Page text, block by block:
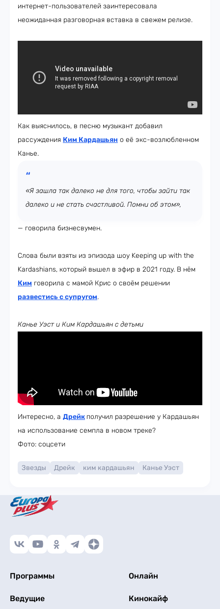
интернет-пользователей заинтересовала
неожиданная разговорная вставка в свежем релизе.
Как выяснилось, в песню музыкант добавил
рассуждения Ким Кардашьян о её экс-возлюбленном
Канье.
«Я зашла так далеко не для того, чтобы зайти так
далеко и не стать счастливой. Помни об этом»,
— говорила бизнесвумен.
Слова были взяты из эпизода шоу Keeping up with the
Kardashians, который вышел в эфир в 2021 году. В нём
Ким говорила с мамой Крис о своём решении
развестисьс супругом.
Канье Уэст и Ким Кардашьян с детьми
Интересно, а Дрейк получил разрешение у Кардашьян
на использование семпла в новом треке?
Фото: соцсети
Звезды Дрейк ким кардашьян Канье Уэст
Программы Онлайн
Ведущие Кинокайф